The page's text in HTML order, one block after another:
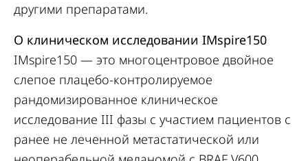
другими препаратами.
О клиническом исследовании IMspire150
IMspire150 — это многоцентровое двойное
слепое плацебо-контролируемое
рандомизированное клиническое
исследование III фазы с участием пациентов с
ранее не леченной метастатической или